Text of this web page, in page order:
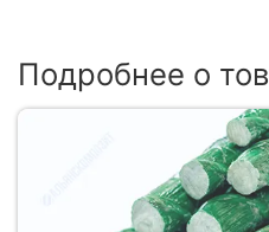
Подробнее о